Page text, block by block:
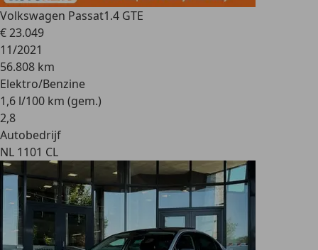
Volkswagen Passat1.4 GTE
€ 23.049
11/2021
56.808 km
Elektro/Benzine
1,6 l/100 km (gem.)
2,8
Autobedrijf
NL 1101 CL